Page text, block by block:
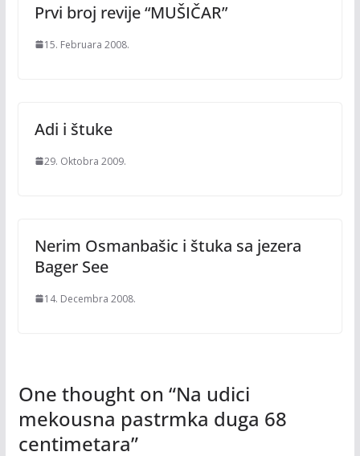
Prvi broj revije “MUŠIČAR”
15. Februara 2008.
Adi i štuke
29. Oktobra 2009.
Nerim Osmanbašic i štuka sa jezera
Bager See
14. Decembra 2008.
One thought on “Na udici
mekousna pastrmka duga 68
centimetara”